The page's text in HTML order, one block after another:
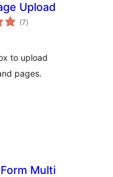
Upload
(7টা
মুঠ)
to upload
pages.
Multi